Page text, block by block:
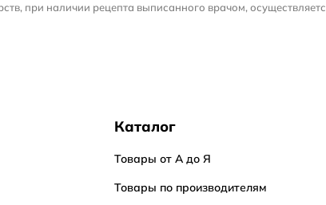
при наличии рецепта выписанного врачом,
Каталог
Товары от А до Я
Товары по производителям